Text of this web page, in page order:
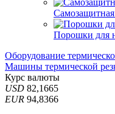
Порошки для
Оборудование
Машины термической
Курс валюты
USD 82,1665
EUR 94,8366